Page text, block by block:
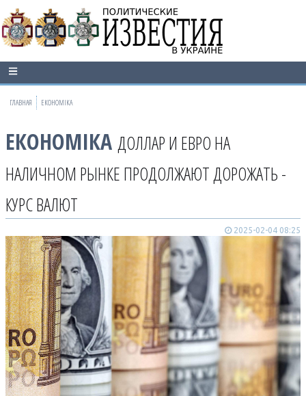
ГЛАВНАЯ ЕКОНОМІКА
ЕКОНОМІКА ДОЛЛАР И ЕВРО НА
НАЛИЧНОМ РЫНКЕ ПРОДОЛЖАЮТ ДОРОЖАТЬ -
КУРС ВАЛЮТ
2025-02-04 08:25